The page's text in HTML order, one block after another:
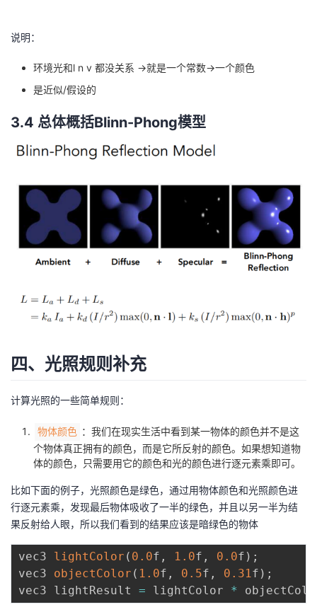
说明：
环境光和l n v 都没关系 →就是一个常数→一个颜色
是近似/假设的
3.4 总体概括Blinn-Phong模型
四、光照规则补充
计算光照的一些简单规则：
物体颜色 ：我们在现实生活中看到某一物体的颜色并不是这
个物体真正拥有的颜色，而是它所反射的颜色。如果想知道物
体的颜色，只需要用它的颜色和光的颜色进行逐元素乘即可。
比如下面的例子，光照颜色是绿色，通过用物体颜色和光照颜色进
行逐元素乘，发现最后物体吸收了一半的绿色，并且以另一半为结
果反射给人眼，所以我们看到的结果应该是暗绿色的物体
vec3 lightColor ( 0.0f , 1.0f , 0.0f ) ;
vec3 objectColor ( 1.0f , 0.5f , 0.31f ) ;
vec3 lightResult = lightColor *